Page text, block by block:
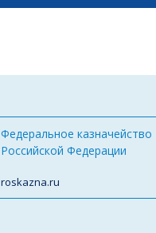
Федеральное казначейство
Российской Федерации
roskazna.ru